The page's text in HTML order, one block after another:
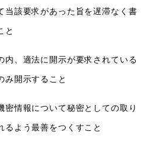
当該要求があった旨を遅滞なく書
と
内、適法に開示が要求されている
み開示すること
密情報について秘密としての取り
るよう最善をつくすこと